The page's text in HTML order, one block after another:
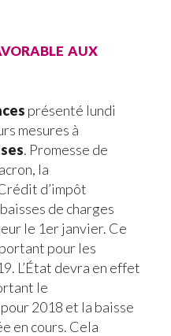
aux
présenté lundi
mesures à
. Promesse de
la
d’impôt
de charges
le 1er janvier. Ce
pour les
L’État devra en effet
le
2018 et la baisse
en cours. Cela